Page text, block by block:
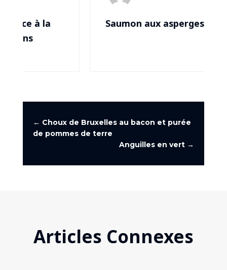
Saumon aux asperges
← Choux de Bruxelles au bacon et purée
de pommes de terre
Anguilles en vert →
Articles Connexes